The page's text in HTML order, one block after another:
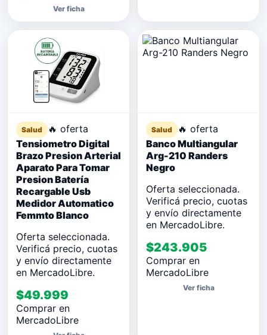
Ver ficha
Salud
🔥 oferta
Tensiometro Digital
Brazo Presion Arterial
Aparato Para Tomar
Presion Batería
Recargable Usb
Medidor Automatico
Femmto Blanco
Oferta seleccionada.
Verificá precio, cuotas
y envío directamente
en MercadoLibre.
$49.999
Comprar en
MercadoLibre
Salud
🔥 oferta
Banco Multiangular
Arg-210 Randers
Negro
Oferta seleccionada.
Verificá precio, cuotas
y envío directamente
en MercadoLibre.
$243.905
Comprar en
MercadoLibre
Ver ficha